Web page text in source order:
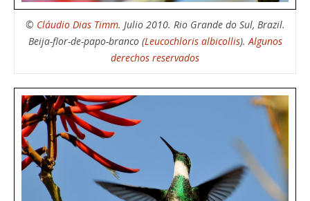
© Cláudio Dias Timm. Julio 2010. Rio Grande do Sul, Brazil.
Beija-flor-de-papo-branco (Leucochloris albicollis).Algunos
derechos reservados